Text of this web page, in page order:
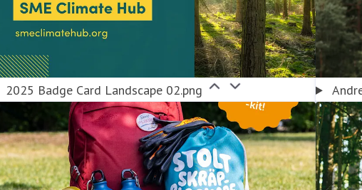
2025 Badge Card Landscape 02.png